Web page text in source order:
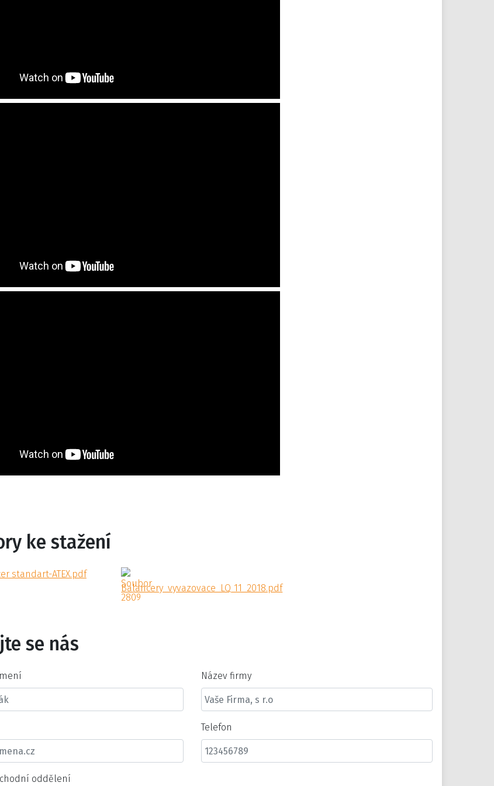
ke stažení
standart-ATEX.pdf
Balancery_vyvazovace_LQ_11_2018.pdf
se nás
Název firmy
Telefon
oddělení